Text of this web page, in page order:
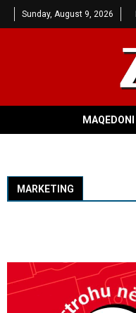
Sunday, August 9, 2026
MAQEDONI
MARKETING